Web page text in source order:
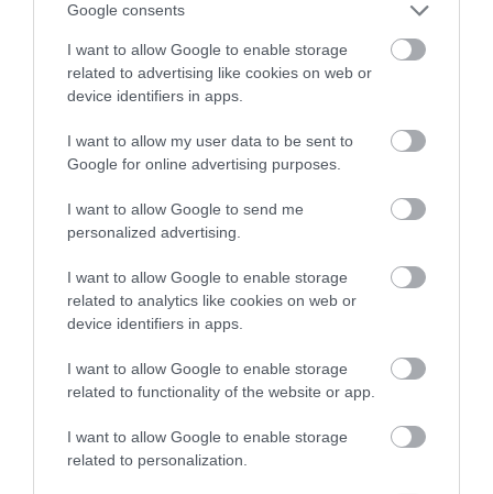
Google consents
I want to allow Google to enable storage
related to advertising like cookies on web or
device identifiers in apps.
I want to allow my user data to be sent to
Google for online advertising purposes.
I want to allow Google to send me
personalized advertising.
I want to allow Google to enable storage
related to analytics like cookies on web or
device identifiers in apps.
I want to allow Google to enable storage
related to functionality of the website or app.
I want to allow Google to enable storage
related to personalization.
«Ανάσα» για τους αγρότες στην
Εύβοια: Ολοκληρώθηκε μεγάλο
06.08.2026 | 20:40
Ο λόγος που τηγανίζουμε ψάρια
του Σωτήρος – Πως θα κάνετε το
τέλειο μαγείρεμα
06.08.2026 | 20:20
τη ζωή ο 37χρονος που είχε
τροχαίο με αγριογούρουνο
06.08.2026 | 20:20
Συνελήφθη 63χρονη
για τη φωτιά στη Σκύρο
Φωτιά στη Σκύρο:
Δύσκολη νύχτα για την
εικόνες και βίντεο